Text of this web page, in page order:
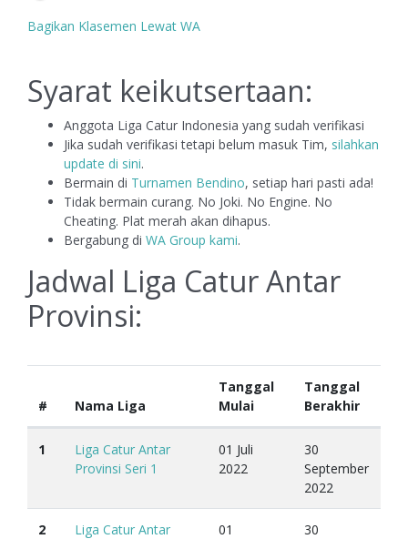
Bagikan Klasemen Lewat WA
Syarat keikutsertaan:
Anggota Liga Catur Indonesia yang sudah verifikasi
Jika sudah verifikasi tetapi belum masuk Tim, silahkan
update di sini.
Bermain di Turnamen Bendino, setiap hari pasti ada!
Tidak bermain curang. No Joki. No Engine. No
Cheating. Plat merah akan dihapus.
Bergabung di WA Group kami.
Jadwal Liga Catur Antar
Provinsi:
# Nama Liga
Tanggal
Mulai
Tanggal
Berakhir
1
Liga Catur Antar
Provinsi Seri 1
01 Juli
2022
30
September
2022
2
Liga Catur Antar
01
30